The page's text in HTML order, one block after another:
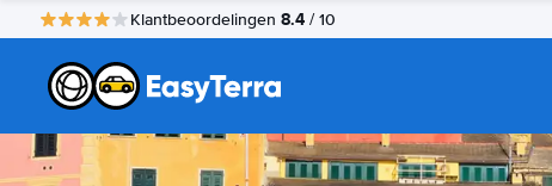
Klantbeoordelingen 8.4 / 10